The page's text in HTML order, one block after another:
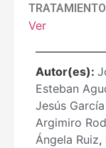
TRATAMIENTO
Ver
Autor(es):
Esteban
Jesús
Argimiro
Ángela Ruiz,